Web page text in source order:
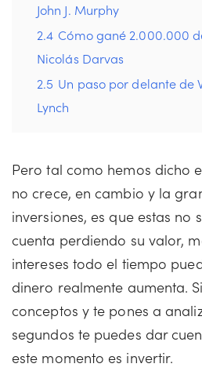
John J. Murphy
2.4 Cómo gané 2.000.000
Nicolás Darvas
2.5 Un paso por delante de
Lynch
Pero tal como hemos dicho
no crece, en cambio y la
inversiones, es que estas no
cuenta perdiendo su valor,
intereses todo el tiempo
dinero realmente aumenta.
conceptos y te pones a
segundos te puedes dar
este momento es invertir.